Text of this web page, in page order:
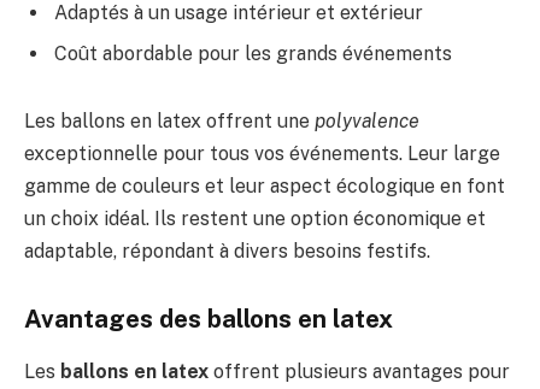
Adaptés à un usage intérieur et extérieur
Coût abordable pour les grands événements
Les ballons en latex offrent une polyvalence
exceptionnelle pour tous vos événements. Leur large
gamme de couleurs et leur aspect écologique en font
un choix idéal. Ils restent une option économique et
adaptable, répondant à divers besoins festifs.
Avantages des ballons en latex
Les ballons en latex offrent plusieurs avantages pour